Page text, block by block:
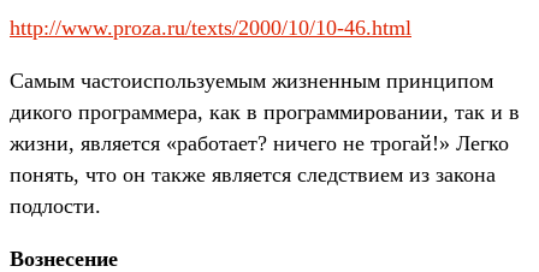
http://www.proza.ru/texts/2000/10/10-46.html
Самым частоиспользуемым жизненным принципом
дикого программера, как в программировании, так и в
жизни, является «работает? ничего не трогай!» Легко
понять, что он также является следствием из закона
подлости.
Вознесение